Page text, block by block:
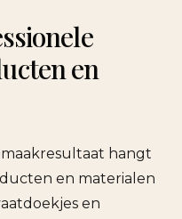
en
hangt
en materialen
en